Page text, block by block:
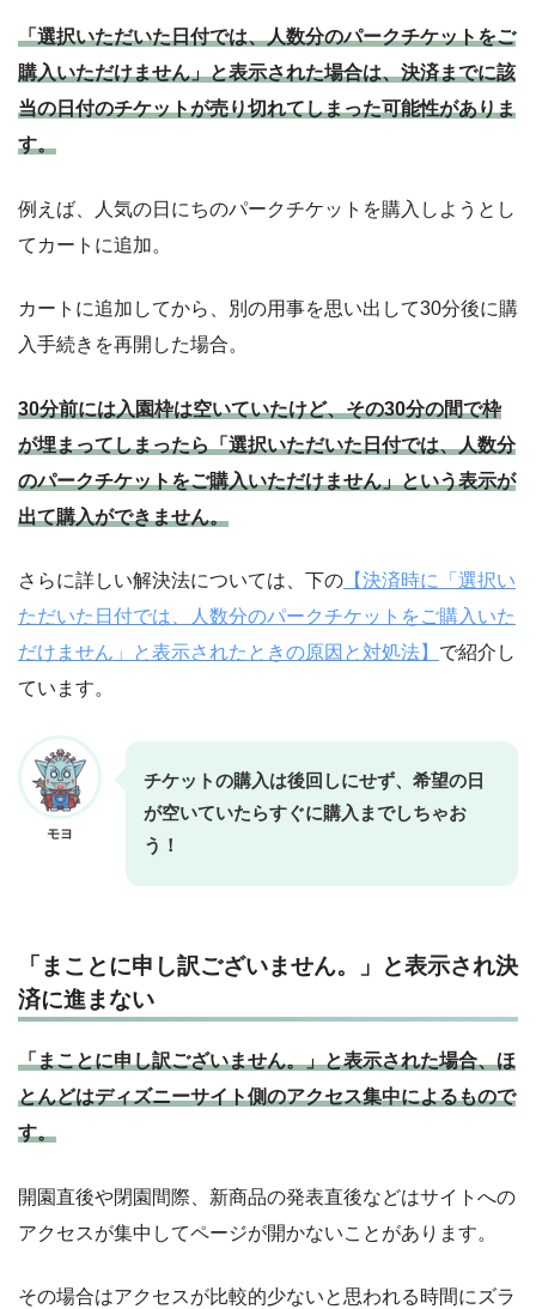
「選択いただいた日付では、人数分のパークチケットをご
購入いただけません」と表示された場合は、決済までに該
当の日付のチケットが売り切れてしまった可能性がありま
す。
例えば、人気の日にちのパークチケットを購入しようとし
てカートに追加。
カートに追加してから、別の用事を思い出して30分後に購
入手続きを再開した場合。
30分前には入園枠は空いていたけど、その30分の間で枠
が埋まってしまったら「選択いただいた日付では、人数分
のパークチケットをご購入いただけません」という表示が
出て購入ができません。
さらに詳しい解決法については、下の 【決済時に「選択い
ただいた日付では、人数分のパークチケットをご購入いた
だけません」と表示されたときの原因と対処法】 で紹介し
ています。
モヨ
チケットの購入は後回しにせず、希望の日
が空いていたらすぐに購入までしちゃお
う！
「まことに申し訳ございません。」と表示され決
済に進まない
「まことに申し訳ございません。」と表示された場合、ほ
とんどはディズニーサイト側のアクセス集中によるもので
す。
開園直後や閉園間際、新商品の発表直後などはサイトへの
アクセスが集中してページが開かないことがあります。
その場合はアクセスが比較的少ないと思われる時間にズラ